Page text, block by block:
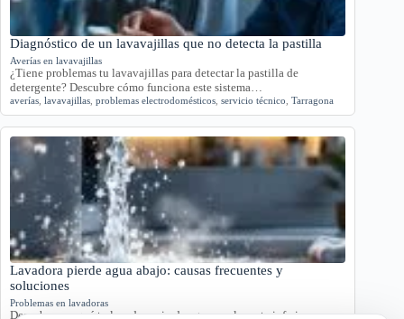
Diagnóstico de un lavavajillas que no detecta la pastilla
Averías en lavavajillas
¿Tiene problemas tu lavavajillas para detectar la pastilla de
detergente? Descubre cómo funciona este sistema…
averías lavavajillas problemas electrodomésticos servicio técnico Tarragona
Lavadora pierde agua abajo: causas frecuentes y
soluciones
Problemas en lavadoras
Descubre por qué tu lavadora pierde agua por la parte inferior con